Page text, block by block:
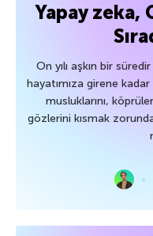
Yapay zeka,
On yılı aşkın bir
hayatımıza girene kadar
musluklarını,
gözlerini kısmak